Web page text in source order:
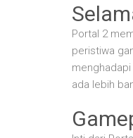
Portal 2
peristiwa
menghadapi
ada lebih